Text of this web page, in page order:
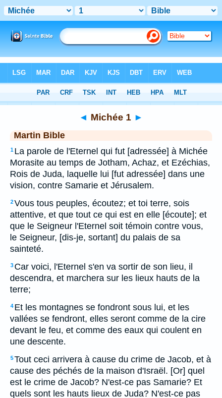
> Michée 1
◄ Michée 1 ►
Martin Bible
1 La parole de l'Eternel qui fut [adressée] à Michée
Morasite au temps de Jotham, Achaz, et Ezéchias,
Rois de Juda, laquelle lui [fut adressée] dans une
vision, contre Samarie et Jérusalem.
2Vous tous peuples, écoutez; et toi terre, sois
attentive, et que tout ce qui est en elle [écoute]; et
que le Seigneur l'Eternel soit témoin contre vous,
le Seigneur, [dis-je, sortant] du palais de sa
sainteté.
3 Car voici, l'Eternel s'en va sortir de son lieu, il
descendra, et marchera sur les lieux hauts de la
terre;
4 Et les montagnes se fondront sous lui, et les
vallées se fendront, elles seront comme de la cire
devant le feu, et comme des eaux qui coulent en
une descente.
5Tout ceci arrivera à cause du crime de Jacob, et à
cause des péchés de la maison d'Israël. [Or] quel
est le crime de Jacob? N'est-ce pas Samarie? Et
quels sont les hauts lieux de Juda? N'est-ce pas